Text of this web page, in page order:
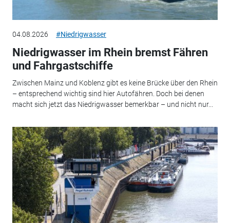
04.08.2026 #Niedrigwasser
Niedrigwasser im Rhein bremst Fähren
und Fahrgastschiffe
Zwischen Mainz und Koblenz gibt es keine Brücke über den Rhein
– entsprechend wichtig sind hier Autofähren. Doch bei denen
macht sich jetzt das Niedrigwasser bemerkbar – und nicht nur...